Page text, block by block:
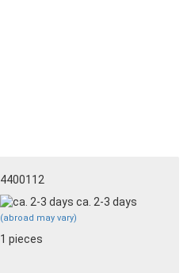
4400112
ca. 2-3 days
(abroad may vary)
1 pieces